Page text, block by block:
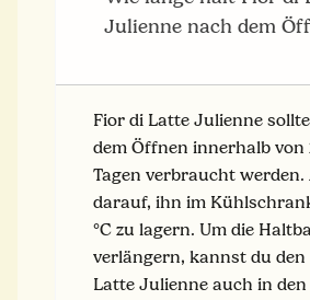
Julienne nach dem
Fior di Latte Julienne
dem Öffnen innerhalb von
Tagen verbraucht werden.
darauf, ihn im
°C zu lagern. Um die
verlängern, kannst du den
Latte Julienne auch in den